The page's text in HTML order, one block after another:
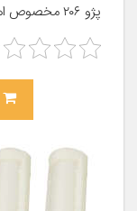
پژو ۲۰۶ مخصوص اهرم دنده دستی جنس: پلاستیک